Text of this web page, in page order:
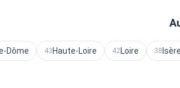
Isère
38
Loire
42
Haute-Loire
43
Dôme